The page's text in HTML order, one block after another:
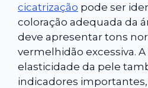
cicatrização pode ser
coloração adequada da
deve apresentar tons
vermelhidão excessiva.
elasticidade da pele
indicadores